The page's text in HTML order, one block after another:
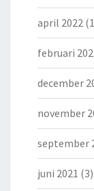
april 2022
februari
december
november
september
juni 2021 (3)